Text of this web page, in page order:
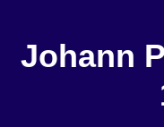
Johann